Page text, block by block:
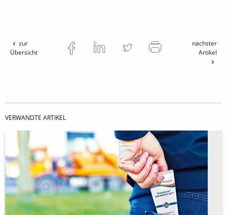
zur
Übersicht
nächster
Artikel
VERWANDTE ARTIKEL